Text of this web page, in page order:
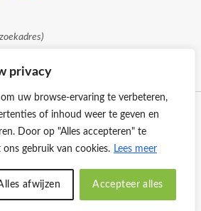
privacy
uw browse-ervaring te verbeteren,
of inhoud weer te geven en
Door op "Alles accepteren" te
gebruik van cookies. Lees meer
afwijzen Accepteer alles
-Vitaminentotaal.nl